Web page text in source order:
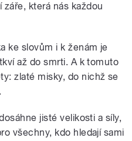
která nás každou
ke slovům i k ženám je
až do smrti. A k tomuto
zlaté misky, do nichž se
jisté velikosti a síly,
všechny, kdo hledají sami